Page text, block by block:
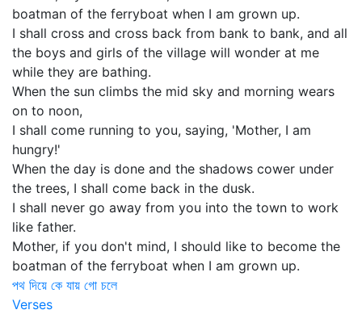
boatman of the ferryboat when I am grown up.
I shall cross and cross back from bank to bank, and all
the boys and girls of the village will wonder at me
while they are bathing.
When the sun climbs the mid sky and morning wears
on to noon,
I shall come running to you, saying, 'Mother, I am
hungry!'
When the day is done and the shadows cower under
the trees, I shall come back in the dusk.
I shall never go away from you into the town to work
like father.
Mother, if you don't mind, I should like to become the
boatman of the ferryboat when I am grown up.
পথ দিয়ে কে যায় গো চলে
Verses